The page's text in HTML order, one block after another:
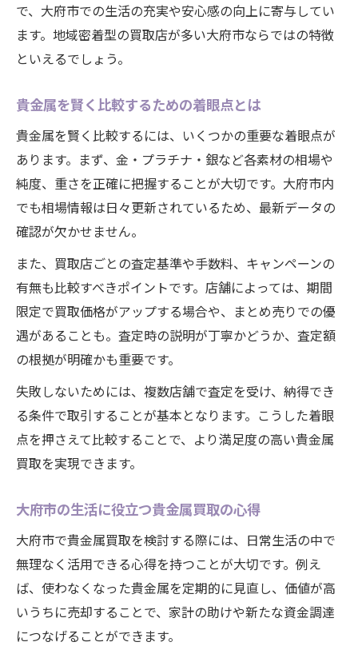
で、大府市での生活の充実や安心感の向上に寄与してい
ます。地域密着型の買取店が多い大府市ならではの特徴
といえるでしょう。
貴金属を賢く比較するための着眼点とは
貴金属を賢く比較するには、いくつかの重要な着眼点が
あります。まず、金・プラチナ・銀など各素材の相場や
純度、重さを正確に把握することが大切です。大府市内
でも相場情報は日々更新されているため、最新データの
確認が欠かせません。
また、買取店ごとの査定基準や手数料、キャンペーンの
有無も比較すべきポイントです。店舗によっては、期間
限定で買取価格がアップする場合や、まとめ売りでの優
遇があることも。査定時の説明が丁寧かどうか、査定額
の根拠が明確かも重要です。
失敗しないためには、複数店舗で査定を受け、納得でき
る条件で取引することが基本となります。こうした着眼
点を押さえて比較することで、より満足度の高い貴金属
買取を実現できます。
大府市の生活に役立つ貴金属買取の心得
大府市で貴金属買取を検討する際には、日常生活の中で
無理なく活用できる心得を持つことが大切です。例え
ば、使わなくなった貴金属を定期的に見直し、価値が高
いうちに売却することで、家計の助けや新たな資金調達
につなげることができます。